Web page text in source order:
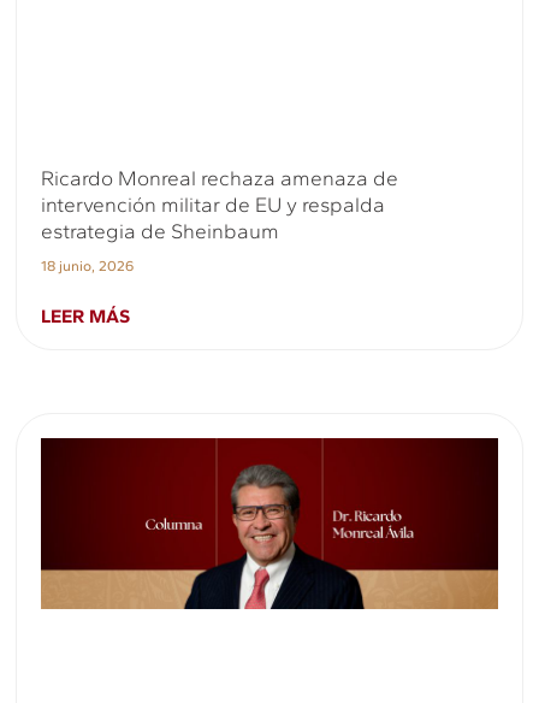
Ricardo Monreal rechaza amenaza de
intervención militar de EU y respalda
estrategia de Sheinbaum
18 junio, 2026
LEER MÁS